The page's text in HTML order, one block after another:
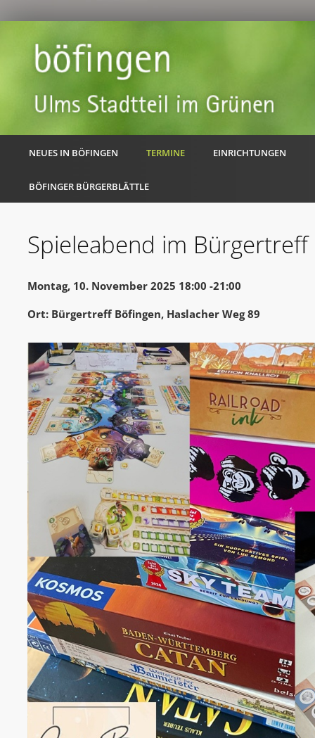
NEUES IN BÖFINGEN TERMINE EINRICHTUNGEN
BÖFINGER BÜRGERBLÄTTLE
Spieleabend im Bürgertreff
Montag, 10. November 2025 18:00 -21:00
Ort: Bürgertreff Böfingen, Haslacher Weg 89